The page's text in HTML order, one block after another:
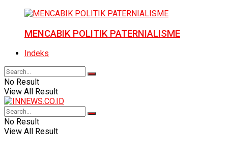
MENCABIK POLITIK PATERNIALISME
Indeks
No Result
View All Result
No Result
View All Result